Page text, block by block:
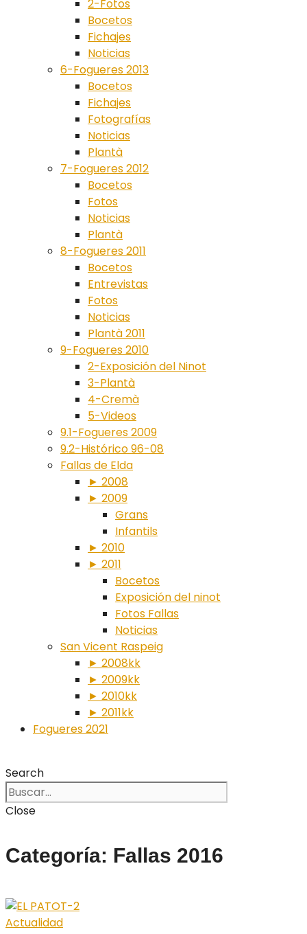
2-Fotos
Bocetos
Fichajes
Noticias
6-Fogueres 2013
Bocetos
Fichajes
Fotografías
Noticias
Plantà
7-Fogueres 2012
Bocetos
Fotos
Noticias
Plantà
8-Fogueres 2011
Bocetos
Entrevistas
Fotos
Noticias
Plantà 2011
9-Fogueres 2010
2-Exposición del Ninot
3-Plantà
4-Cremà
5-Videos
9.1-Fogueres 2009
9.2-Histórico 96-08
Fallas de Elda
► 2008
► 2009
Grans
Infantils
► 2010
► 2011
Bocetos
Exposición del ninot
Fotos Fallas
Noticias
San Vicent Raspeig
► 2008kk
► 2009kk
► 2010kk
► 2011kk
Fogueres 2021
Search
Close
Categoría: Fallas 2016
Actualidad